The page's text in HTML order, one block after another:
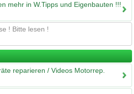
mehr in W.Tipps und Eigenbauten !!!
! Bitte lesen !
reparieren / Videos Motorrep.